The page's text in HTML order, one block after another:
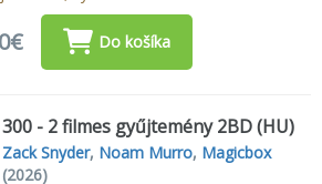
Do košíka
300 - 2 filmes gyűjtemény 2BD (HU)
Zack Snyder, Noam Murro, Magicbox
(2026)